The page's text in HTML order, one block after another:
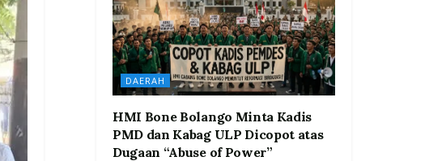
DAERAH
HMI Bone Bolango Minta Kadis
PMD dan Kabag ULP Dicopot atas
Dugaan “Abuse of Power”